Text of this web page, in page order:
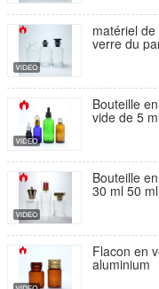
matériel
verre du
Bouteille
vide de 5
Bouteille
30 ml 50
Flacon en
aluminium